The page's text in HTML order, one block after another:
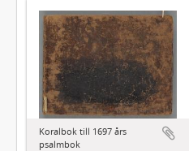
Koralbok till 1697 års
psalmbok